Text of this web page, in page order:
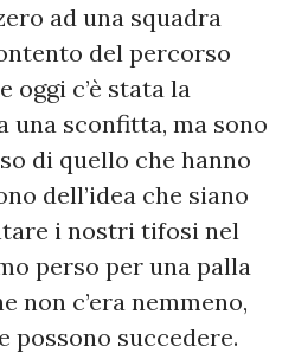
ad una squadra
del percorso
oggi c’è stata la
una sconfitta, ma sono
di quello che hanno
dell’idea che siano
i nostri tifosi nel
perso per una palla
non c’era nemmeno,
possono succedere.